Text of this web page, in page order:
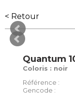
< Retour
Quantum
Coloris : noir
Référence :
Gencode :